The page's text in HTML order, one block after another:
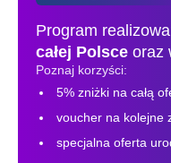
Program
całej Polsce oraz
Poznaj korzyści:
5% zniżki na całą
voucher na kolejne
specjalna oferta